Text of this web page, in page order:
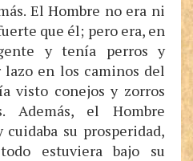
El Hombre no era ni
que él; pero era, en
y tenía perros y
lazo en los caminos del
visto conejos y zorros
Además, el Hombre
su prosperidad,
estuviera bajo su